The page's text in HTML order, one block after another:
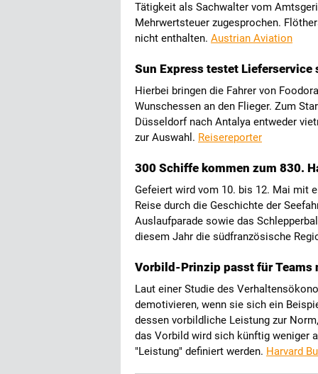
Tätigkeit als Sachwalter vom
Mehrwertsteuer zugesprochen.
nicht enthalten. Austrian Aviation
Sun Express testet Lieferservice
Hierbei bringen die Fahrer von
Wunschessen an den Flieger. Zum
Düsseldorf nach Antalya entweder
zur Auswahl. Reisereporter
300 Schiffe kommen zum 830.
Gefeiert wird vom 10. bis 12. Mai mit
Reise durch die Geschichte der
Auslaufparade sowie das
diesem Jahr die südfranzösische
Vorbild-Prinzip passt für Teams
Laut einer Studie des
demotivieren, wenn sie sich ein
dessen vorbildliche Leistung zur
das Vorbild wird sich künftig weniger
"Leistung" definiert werden. Harvard